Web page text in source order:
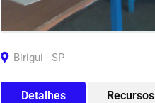
Birigui - SP
Detalhes Recursos